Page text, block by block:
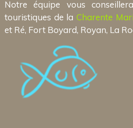
Notre équipe vous
touristiques de laCharente
et Ré, Fort Boyard, Royan, La